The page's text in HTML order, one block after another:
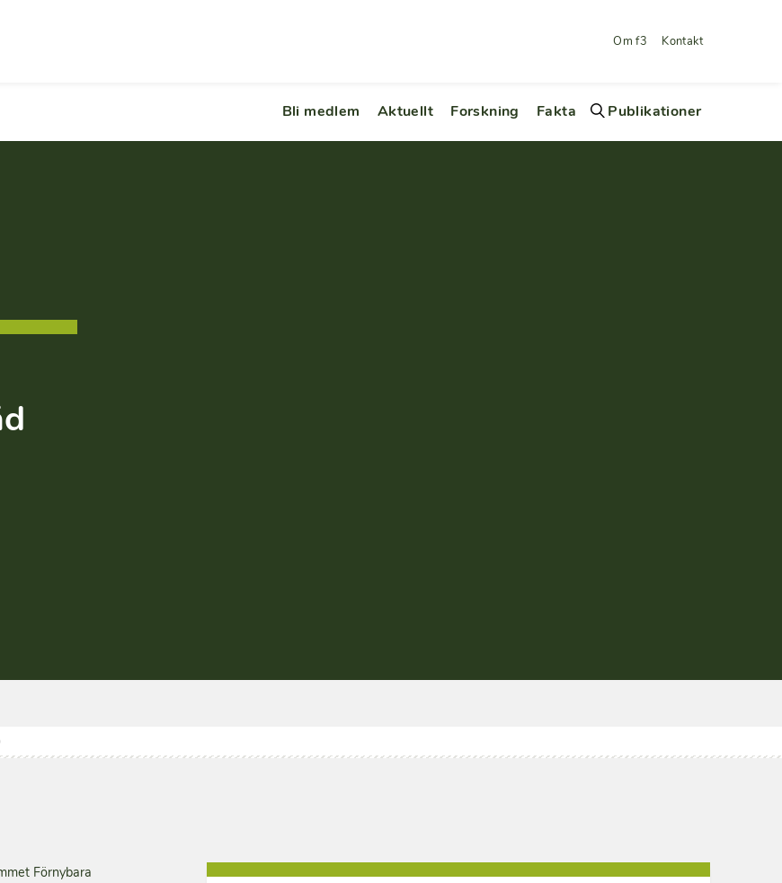
Om f3 Kontakt
Bli medlem Aktuellt Forskning Fakta Publikationer
Förnybara